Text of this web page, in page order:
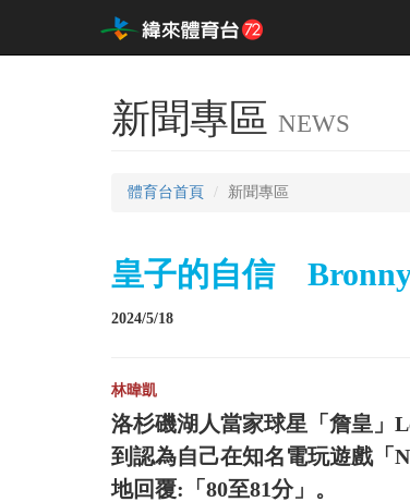
新聞專區 NEWS
體育台首頁 新聞專區
皇子的自信 Bronny
2024/5/18
林暐凱
洛杉磯湖人當家球星「詹皇」
到認為自己在知名電玩遊戲「
地回覆:「80至81分」。